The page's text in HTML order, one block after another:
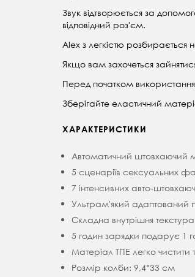
Звук відтворюється за
відповідний роз'єм.
Alex з легкістю розбирається
Якщо вам захочеться
Перед початком
Зберігайте еластичний
ХАРАКТЕРИСТИКИ
Автоматичний штовхаючий
5 сценаріїв сексуальних
7 інтенсивних авто-
Ультрам'який адаптований
Складна внутрішня текстура
5 годин зарядки подарує 1
Матеріал TПЕ легко чистити
Розмір колби: 9,4*33 см